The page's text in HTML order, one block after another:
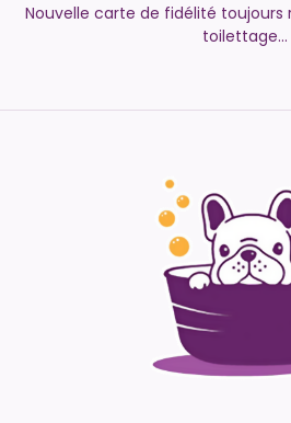
Nouvelle carte de fidélité toujours
toilettage...